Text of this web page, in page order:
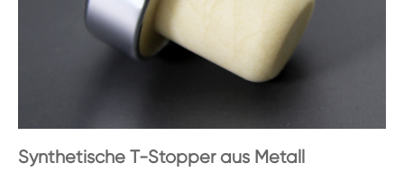
Synthetische T-Stopper aus Metall